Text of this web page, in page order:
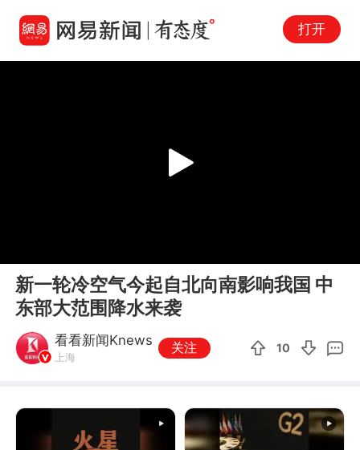
打开
Play
新一轮冷空气今起自北向南影响我国 中
东部大范围降水来袭
看看新闻Knews
上海
关注 10